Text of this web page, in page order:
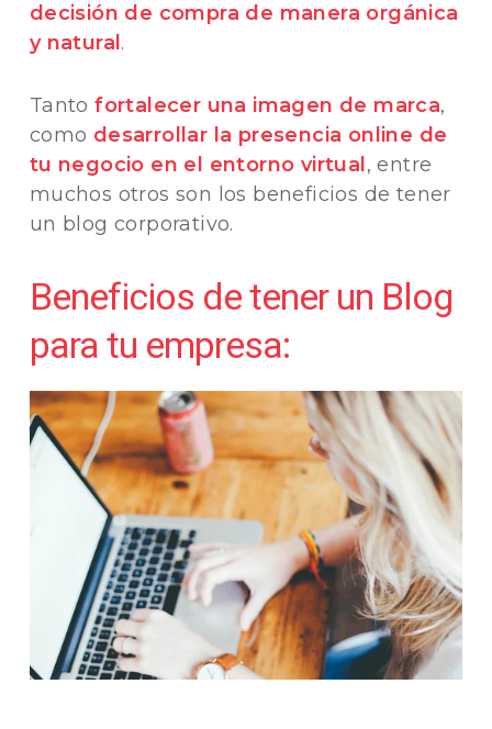
decisión de compra de manera orgánica
y natural .
Tantofortalecer una imagen de marca,
como desarrollar la presencia online de
tu negocio en el entorno virtual , entre
muchos otros son los beneficios de tener
un blog corporativo.
Beneficios de tener un Blog
para tu empresa: